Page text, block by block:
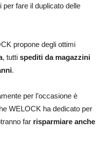
fare il duplicato delle
propone degli ottimi
, tutti spediti da magazzini
.
per l’occasione è
WELOCK ha dedicato per
far risparmiare anche